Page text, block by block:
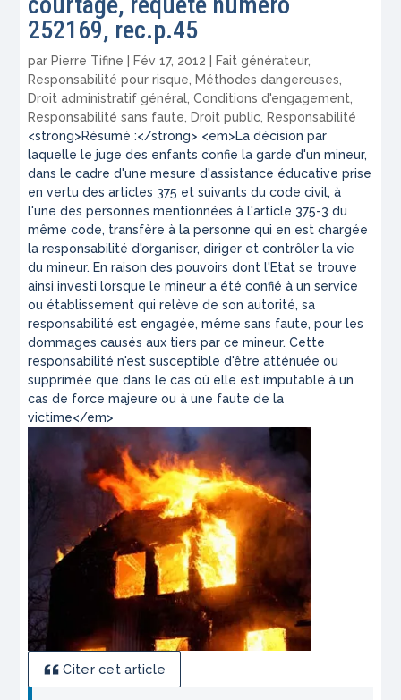
252169, rec.p.45
par Pierre Tifine Fév 17, 2012 Fait générateur,
Responsabilité pour risque
Méthodes dangereuses
Droit administratif général ,Conditions d'engagement
Responsabilité sans faute
Droit public Responsabilité
<strong>Résumé :</strong> <em>La décision par
laquelle le juge des enfants confie la garde d'un mineur,
dans le cadre d'une mesure d'assistance éducative prise
en vertu des articles 375 et suivants du code civil, à
l'une des personnes mentionnées à l'article 375-3 du
même code, transfère à la personne qui en est chargée
la responsabilité d'organiser, diriger et contrôler la vie
du mineur. En raison des pouvoirs dont l'Etat se trouve
ainsi investi lorsque le mineur a été confié à un service
ou établissement qui relève de son autorité, sa
responsabilité est engagée, même sans faute, pour les
dommages causés aux tiers par ce mineur. Cette
responsabilité n'est susceptible d'être atténuée ou
supprimée que dans le cas où elle est imputable à un
cas de force majeure ou à une faute de la
victime</em>
Citer cet article